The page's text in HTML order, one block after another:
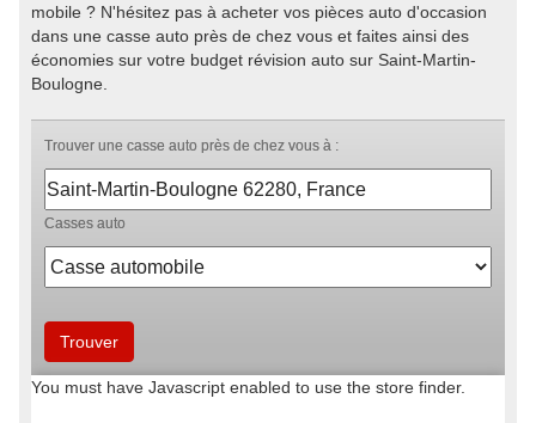
mobile ? N'hésitez pas à acheter vos pièces auto d'occasion
dans une casse auto près de chez vous et faites ainsi des
économies sur votre budget révision auto sur Saint-Martin-
Boulogne.